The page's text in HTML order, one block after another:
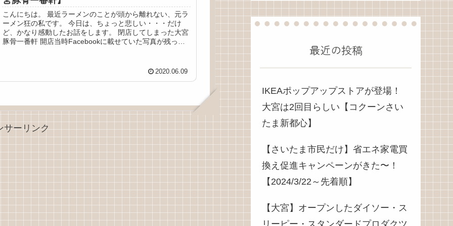
こんにちは。 最近ラーメンのことが頭から離れない、元ラ
ーメン狂の私です。 今日は、ちょっと悲しい・・・だけ
ど、かなり感動したお話をします。 閉店してしまった大宮
豚骨一番軒 開店当時Facebookに載せていた写真が残って
2020.06.09
サーリンク
最近の投稿
IKEAポップアップストアが登場！
大宮は2回目らしい【コクーンさい
たま新都心】
【さいたま市民だけ】省エネ家電買
換え促進キャンペーンがきた〜！
【2024/3/22～先着順】
【大宮】オープンしたダイソー・ス